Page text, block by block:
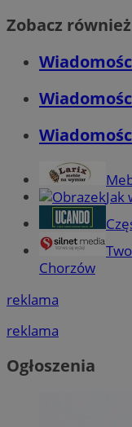
Zobacz również
Jak
Chorzów
reklama
reklama
Ogłoszenia